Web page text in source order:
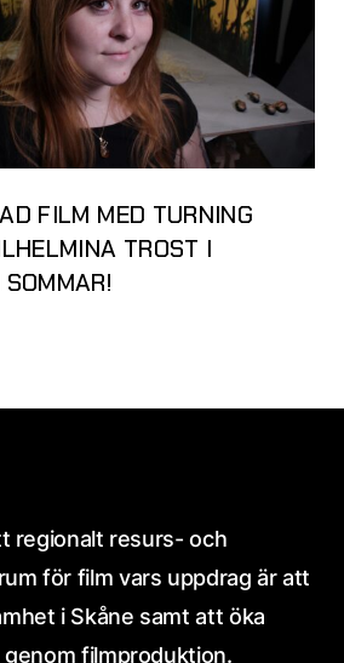
FILM MED TURNING
TROST I
regionalt resurs- och
för film vars uppdrag är att
i Skåne samt att öka
filmproduktion.